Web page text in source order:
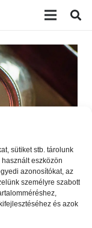
sütiket stb. tárolunk
eszközön
azonosítókat, az
személyre szabott
és azok